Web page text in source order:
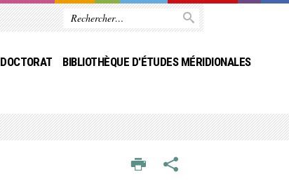
DOCTORAT BIBLIOTHÈQUE D'ÉTUDES MÉRIDIONALES